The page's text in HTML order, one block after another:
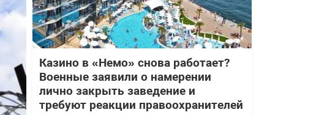
Казино в «Немо» снова работает?
Военные заявили о намерении
лично закрыть заведение и
требуют реакции правоохранителей